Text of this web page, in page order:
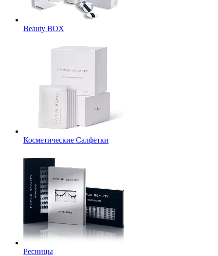
Beauty BOX
Косметические Салфетки
Ресницы